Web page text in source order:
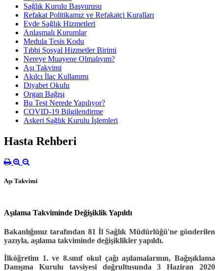
Sağlık Kurulu Başvurusu
Refakat Politikamız ve Refakatçi Kuralları
Evde Sağlık Hizmetleri
Anlaşmalı Kurumlar
Medula Tesis Kodu
Tıbbi Sosyal Hizmetler Birimi
Nereye Muayene Olmalıyım?
Aşı Takvimi
Akılcı İlaç Kullanımı
Diyabet Okulu
Organ Bağışı
Bu Test Nerede Yapılıyor?
COVID-19 Bilgilendirme
Askeri Sağlık Kurulu İşlemleri
Hasta Rehberi
Aşı Takvimi
Aşılama Takviminde Değişiklik Yapıldı
Bakanlığımız tarafından 81 İl Sağlık Müdürlüğü'ne gönderilen
yazıyla, aşılama takviminde değişiklikler yapıldı.
İlköğretim 1. ve 8.sınıf okul çağı aşılamalarının, Bağışıklama
Danışma Kurulu tavsiyesi doğrultusunda 3 Haziran 2020